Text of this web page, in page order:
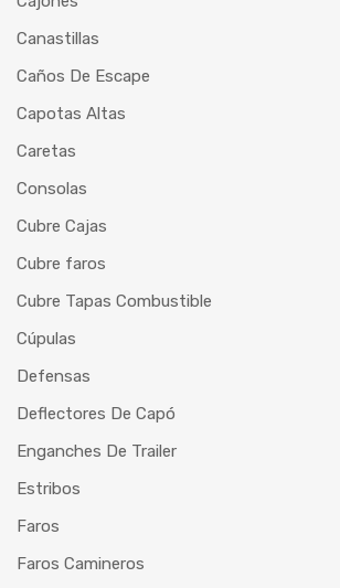
Canastillas
Caños De Escape
Capotas Altas
Caretas
Consolas
Cubre Cajas
Cubre faros
Cubre Tapas Combustible
Cúpulas
Defensas
Deflectores De Capó
Enganches De Trailer
Estribos
Faros
Faros Camineros